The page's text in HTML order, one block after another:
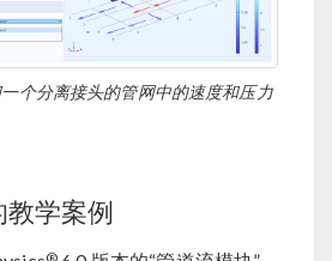
个分离接头的管网中的速度和压力
学案例